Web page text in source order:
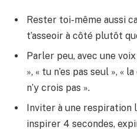
Rester toi-même aussi
t’asseoir à côté plutôt
Parler peu, avec une
», « tu n’es pas seul », «
n’y crois pas ».
Inviter à une respiration
inspirer 4 secondes,